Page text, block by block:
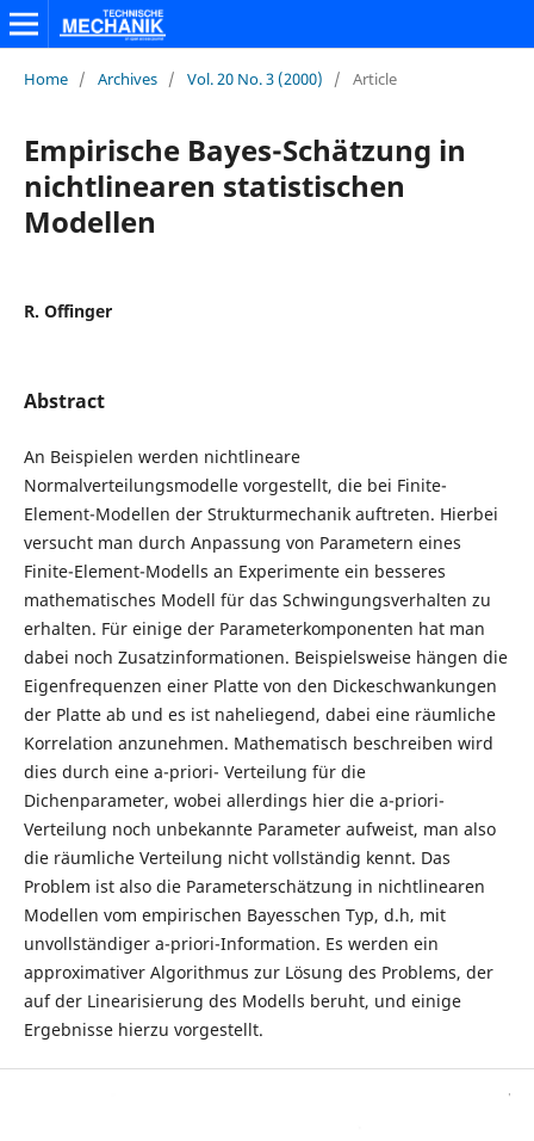
Home / Archives / Vol. 20 No. 3 (2000) / Article
Empirische Bayes-Schätzung in
nichtlinearen statistischen
Modellen
R. Offinger
Abstract
An Beispielen werden nichtlineare
Normalverteilungsmodelle vorgestellt, die bei Finite-
Element-Modellen der Strukturmechanik auftreten. Hierbei
versucht man durch Anpassung von Parametern eines
Finite-Element-Modells an Experimente ein besseres
mathematisches Modell für das Schwingungsverhalten zu
erhalten. Für einige der Parameterkomponenten hat man
dabei noch Zusatzinformationen. Beispielsweise hängen die
Eigenfrequenzen einer Platte von den Dickeschwankungen
der Platte ab und es ist naheliegend, dabei eine räumliche
Korrelation anzunehmen. Mathematisch beschreiben wird
dies durch eine a-priori- Verteilung für die
Dichenparameter, wobei allerdings hier die a-priori-
Verteilung noch unbekannte Parameter aufweist, man also
die räumliche Verteilung nicht vollständig kennt. Das
Problem ist also die Parameterschätzung in nichtlinearen
Modellen vom empirischen Bayesschen Typ, d.h‚ mit
unvollständiger a-priori-Information. Es werden ein
approximativer Algorithmus zur Lösung des Problems, der
auf der Linearisierung des Modells beruht, und einige
Ergebnisse hierzu vorgestellt.